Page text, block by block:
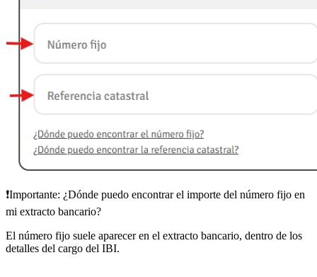
❗Importante: ¿Dónde puedo encontrar el importe del número fijo en
mi extracto bancario?
El número fijo suele aparecer en el extracto bancario, dentro de los
detalles del cargo del IBI.